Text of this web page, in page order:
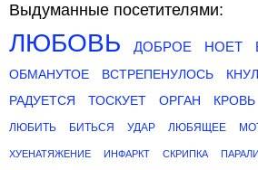
Выдуманные посетителями:
ЛЮБОВЬ ДОБРОЕ НОЕТ
ОБМАНУТОЕ
ВСТРЕПЕНУЛОСЬ
РАДУЕТСЯ
ТОСКУЕТ ОРГАН КРОВЬ
ЛЮБИТЬ БИТЬСЯ УДАР ЛЮБЯЩЕЕ
ХУЕНАТЯЖЕНИЕ ИНФАРКТ СКРИПКА